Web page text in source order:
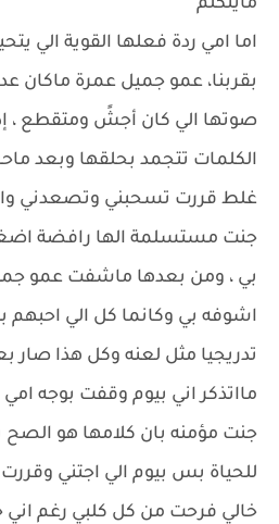
مايتكلم
اما امي ردة فعلها القوية الي
بقربنا، عمو جميل عمرة ماكان
صوتها الي كان أجشً ومتقطع ،
الكلمات تتجمد بحلقها وبعد
غلط قررت تسحبني وتصعدني
جنت مستسلمة الها رافضة
بي ، ومن بعدها ماشفت عمو
اشوفه بي وكانما كل الي احبهم
تدريجيا مثل لعنه وكل هذا صار
مااتذكر اني بيوم وقفت بوجه
جنت مؤمنه بان كلامها هو
للحياة بس بيوم الي اجتني
خالي فرحت من كل كلبي رغم اني